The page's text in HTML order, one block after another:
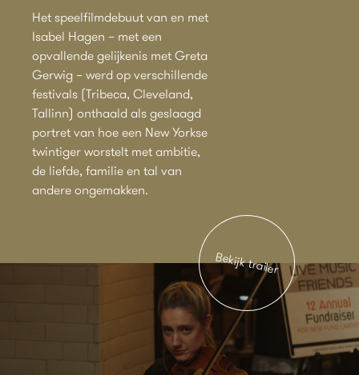
Het speelfilmdebuut van en met
Isabel Hagen – met een
opvallende gelijkenis met Greta
Gerwig – werd op verschillende
festivals (Tribeca, Cleveland,
Tallinn) onthaald als geslaagd
portret van hoe een New Yorkse
twintiger worstelt met ambitie,
de liefde, familie en tal van
andere ongemakken.
Bekijk trailer